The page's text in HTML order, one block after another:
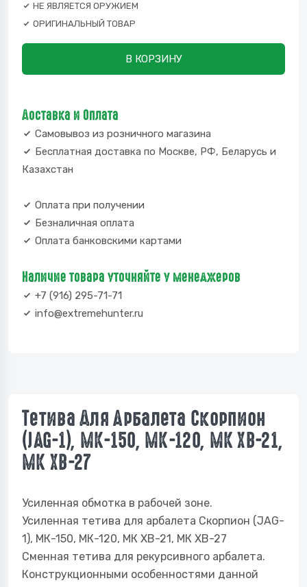
НЕ ЯВЛЯЕТСЯ ОРУЖИЕМ
ОРИГИНАЛЬНЫЙ ТОВАР
В КОРЗИНУ
Доставка и Оплата
Самовывоз из розничного магазина
Бесплатная доставка по Москве, РФ, Беларусь и
Казахстан
Оплата при получении
Безналичная оплата
Оплата банковскими картами
Наличие товара уточняйте у менеджеров
+7 (916) 295-71-71
info@extremehunter.ru
Тетива Для Арбалета Скорпион
(JAG-1), МК-150, МК-120, МК ХВ-21,
МК ХВ-27
Усиленная обмотка в рабочей зоне.
Усиленная тетива для арбалета Скорпион (JAG-
1), МК-150, МК-120, МК ХВ-21, МК ХВ-27
Сменная тетива для рекурсивного арбалета.
Конструкционными особенностями данной